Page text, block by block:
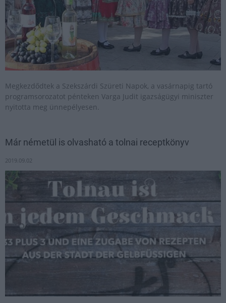
Megkezdődtek a Szekszárdi Szüreti Napok, a vasárnapig tartó
programsorozatot pénteken Varga Judit igazságügyi miniszter
nyitotta meg ünnepélyesen.
Már németül is olvasható a tolnai receptkönyv
2019.09.02